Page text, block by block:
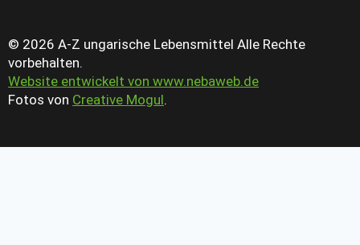
© 2026 A-Z ungarische Lebensmittel Alle Rechte
vorbehalten.
Website entwickelt von www.nebaweb.de
Fotos von Creative Mogul.